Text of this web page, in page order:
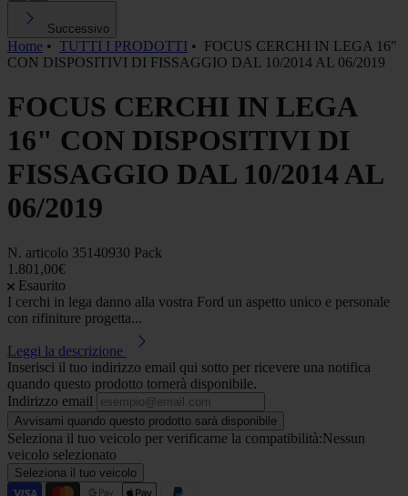
Successivo
Home • TUTTI I PRODOTTI • FOCUS CERCHI IN LEGA 16"
CON DISPOSITIVI DI FISSAGGIO DAL 10/2014 AL 06/2019
FOCUS CERCHI IN LEGA
16" CON DISPOSITIVI DI
FISSAGGIO DAL 10/2014 AL
06/2019
N. articolo 35140930 Pack
1.801,00€
Esaurito
I cerchi in lega danno alla vostra Ford un aspetto unico e personale
con rifiniture progetta...
Leggi la descrizione
Inserisci il tuo indirizzo email qui sotto per ricevere una notifica
quando questo prodotto tornerà disponibile.
Indirizzo email
Avvisami quando questo prodotto sarà disponibile
Seleziona il tuo veicolo per verificarne la compatibilità:Nessun
veicolo selezionato
Seleziona il tuo veicolo